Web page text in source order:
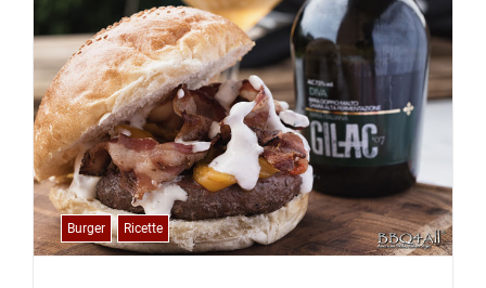
Burger Ricette